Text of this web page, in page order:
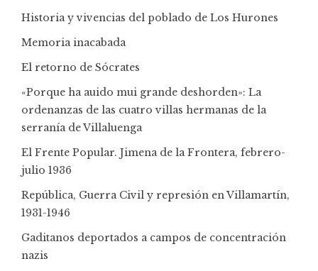
Historia y vivencias del poblado de Los Hurones
Memoria inacabada
El retorno de Sócrates
«Porque ha auido mui grande deshorden»: La
ordenanzas de las cuatro villas hermanas de la
serranía de Villaluenga
El Frente Popular. Jimena de la Frontera, febrero-
julio 1936
República, Guerra Civil y represión en Villamartín,
1931-1946
Gaditanos deportados a campos de concentración
nazis